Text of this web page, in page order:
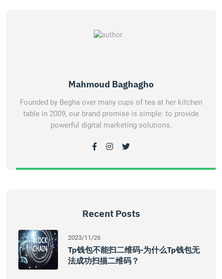
Mahmoud Baghagho
Founded by Begha over many cups of tea at her kitchen
table in 2009, our brand promise is simple: to provide
powerful digital marketing solutions.
Recent Posts
2023/11/26
Tp钱包不能扫二维码-为什么tp钱包无
法成功扫描二维码？